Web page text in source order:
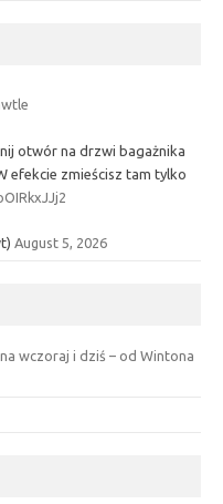
otwór na drzwi bagażnika
efekcie zmieścisz tam tylko
August 5, 2026
wczoraj i dziś – od Wintona